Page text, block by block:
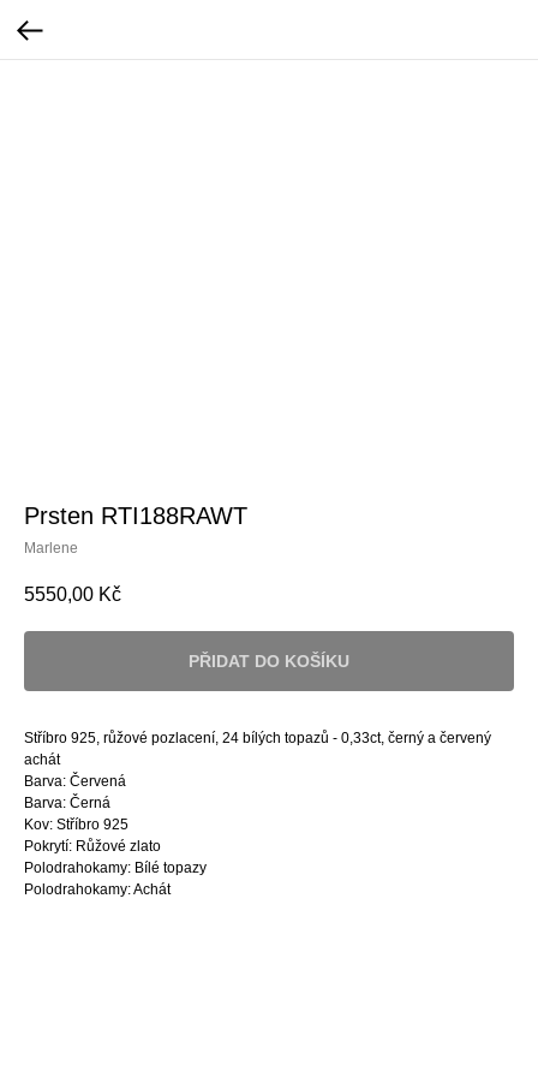
Prsten RTI188RAWT
Marlene
5550,00 Kč
PŘIDAT DO KOŠÍKU
Stříbro 925, růžové pozlacení, 24 bílých topazů - 0,33ct, černý a červený
achát
Barva: Červená
Barva: Černá
Kov: Stříbro 925
Pokrytí: Růžové zlato
Polodrahokamy: Bílé topazy
Polodrahokamy: Achát